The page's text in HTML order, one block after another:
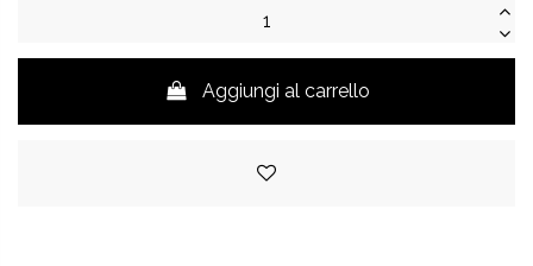
Aggiungi al carrello